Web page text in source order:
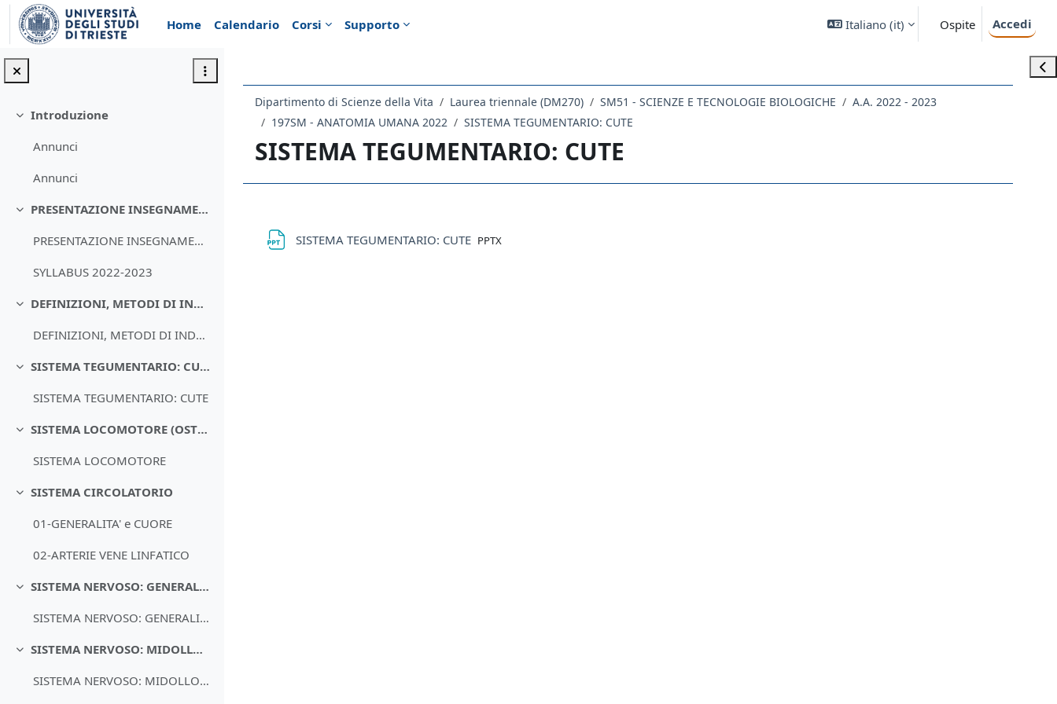
Vai al contenuto principale
Home
Calendario Corsi Supporto Italiano ‎(it)‎ Ospite Accedi
Minimizza
Introduzione
Annunci
Annunci
Minimizza
PRESENTAZIONE INSEGNAMENTO DI ANATOMIA UMANA - SYLLABUS
PRESENTAZIONE INSEGNAMENTO
SYLLABUS 2022-2023
Minimizza
DEFINIZIONI, METODI DI INDAGINE E NOMENCLATURA ANATOMICA
DEFINIZIONI, METODI DI INDAGINE E NOMENCLATURA ANATOMICA
Minimizza
SISTEMA TEGUMENTARIO: CUTE
SISTEMA TEGUMENTARIO: CUTE
Minimizza
SISTEMA LOCOMOTORE (OSTEO-ARTRO-MUSCOLARE)
SISTEMA LOCOMOTORE
Minimizza
SISTEMA CIRCOLATORIO
01-GENERALITA' e CUORE
02-ARTERIE VENE LINFATICO
Minimizza
SISTEMA NERVOSO: GENERALITA', ORGANOGENESI, MENINGI, LIQUOR, VASCOLARIZZAZIONE
SISTEMA NERVOSO: GENERALITA', ORGANOGENESI, MENINGI, LIQUOR, VASCOLARIZZAZIONE
Minimizza
SISTEMA NERVOSO: MIDOLLO SPINALE e TRONCO ENCEFALICO
SISTEMA NERVOSO: MIDOLLO SPINALE e TRONCO ENCEFALICO
Dipartimento di Scienze della Vita Laurea triennale (DM270) SM51 - SCIENZE E TECNOLOGIE BIOLOGICHE
A.A. 2022 - 2023
197SM - ANATOMIA UMANA 2022
SISTEMA TEGUMENTARIO: CUTE
SISTEMA TEGUMENTARIO: CUTE
SISTEMA TEGUMENTARIO: CUTE File
PPTX